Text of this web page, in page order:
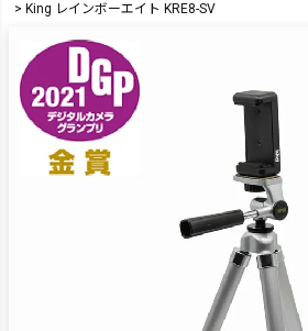
King レインボーエイト KRE8-SV